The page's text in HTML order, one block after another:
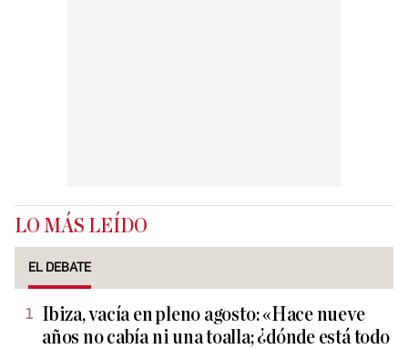
LO MÁS LEÍDO
EL DEBATE
Ibiza, vacía en pleno agosto: «Hace nueve
años no cabía ni una toalla; ¿dónde está todo